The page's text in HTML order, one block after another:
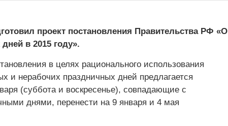
проект постановления Правительства РФ «О
в 2015 году».
в целях рационального использования
и нерабочих праздничных дней предлагается
(суббота и воскресенье), совпадающие с
днями, перенести на 9 января и 4 мая